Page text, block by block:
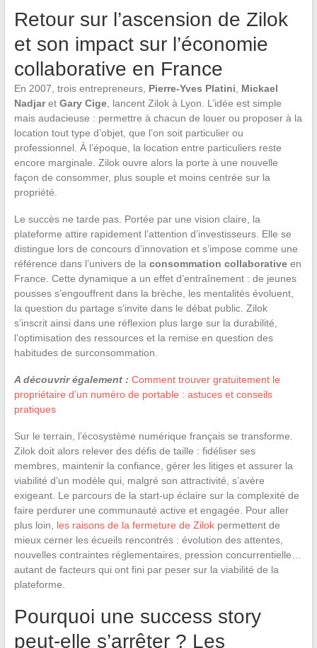
Retour sur l’ascension de Zilok
et son impact sur l’économie
collaborative en France
En 2007, trois entrepreneurs, Pierre-Yves Platini
Mickael
Nadjaret Gary Cige, lancent Zilok à Lyon. L’idée est simple
mais audacieuse : permettre à chacun de louer ou proposer à la
location tout type d’objet, que l’on soit particulier ou
professionnel. À l’époque, la location entre particuliers reste
encore marginale. Zilok ouvre alors la porte à une nouvelle
façon de consommer, plus souple et moins centrée sur la
propriété.
Le succès ne tarde pas. Portée par une vision claire, la
plateforme attire rapidement l’attention d’investisseurs. Elle se
distingue lors de concours d’innovation et s’impose comme une
référence dans l’univers de la consommation collaborativeen
France. Cette dynamique a un effet d’entraînement : de jeunes
pousses s’engouffrent dans la brèche, les mentalités évoluent,
la question du partage s’invite dans le débat public. Zilok
s’inscrit ainsi dans une réflexion plus large sur la durabilité,
l’optimisation des ressources et la remise en question des
habitudes de surconsommation.
A découvrir également : Comment trouver gratuitement le
propriétaire d’un numéro de portable : astuces et conseils
pratiques
Sur le terrain, l’écosystème numérique français se transforme.
Zilok doit alors relever des défis de taille : fidéliser ses
membres, maintenir la confiance, gérer les litiges et assurer la
viabilité d’un modèle qui, malgré son attractivité, s’avère
exigeant. Le parcours de la start-up éclaire sur la complexité de
faire perdurer une communauté active et engagée. Pour aller
plus loin, les raisons de la fermeture de Zilokpermettent de
mieux cerner les écueils rencontrés : évolution des attentes,
nouvelles contraintes réglementaires, pression concurrentielle…
autant de facteurs qui ont fini par peser sur la viabilité de la
plateforme.
Pourquoi une success story
peut-elle s’arrêter ? Les